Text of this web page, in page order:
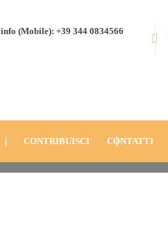
info (Mobile): +39 344 0834566
CONTRIBUISCI CONTATTI